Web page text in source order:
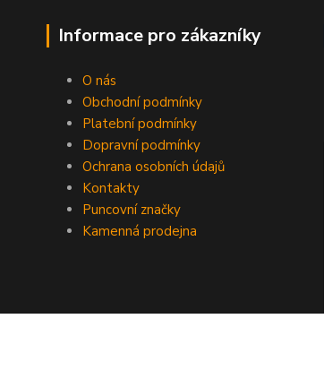
Informace pro zákazníky
O nás
Obchodní podmínky
Platební podmínky
Dopravní podmínky
Ochrana osobních údajů
Kontakty
Puncovní značky
Kamenná prodejna